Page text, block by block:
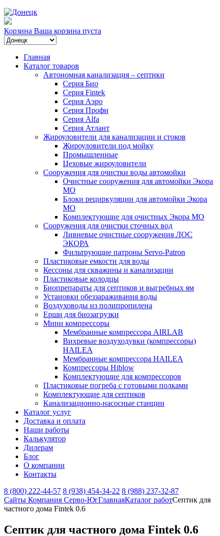
Корзина Ваша корзина пуста
Главная
Каталог товаров
Автономная канализация – септики
Серия Био
Серия Fintek
Серия Аэро
Серия Профи
Серия Alfa
Серия Атлант
Жироуловители для канализации и стоков
Жироуловители под мойку
Промышленные
Цеховые жироуловители
Сооружения для очистки воды автомойки
Очистные сооружения для автомойки Экора
МО
Блоки рециркуляции для автомойки Экора
МО
Комплектующие для очистных Экора МО
Сооружения для очистки сточных вод
Ливневые очистные сооружения ЛОС
ЭКОРА
Фильтрующие патроны Servo-Patron
Пластиковые емкости для воды
Кессоны для скважины и канализации
Пластиковые колодцы
Биопрепараты для септиков и выгребных ям
Установки обеззараживания воды
Воздуховоды из полипропилена
Ерши для биозагрузки
Мини компрессоры
Мембранные компрессора AIRLAB
Вихревые воздуходувки (компрессоры)
HAILEA
Мембранные компрессора HAILEA
Компрессоры Hiblow
Комплектующие для компрессоров
Пластиковые погреба с готовыми полками
Комплектующие для септиков
Канализационно-насосные станции
Каталог услуг
Доставка и оплата
Наши работы
Калькулятор
Дилерам
Блог
О компании
Контакты
8 (800) 222-44-57 8 (938) 454-34-22 8 (988) 237-32-87
Сайты Компания Серво-ЮгГлавнаяКаталог работСептик для
частного дома Fintek 0.6
Септик для частного дома Fintek 0.6